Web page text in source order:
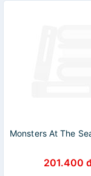
Monsters At The
201.400